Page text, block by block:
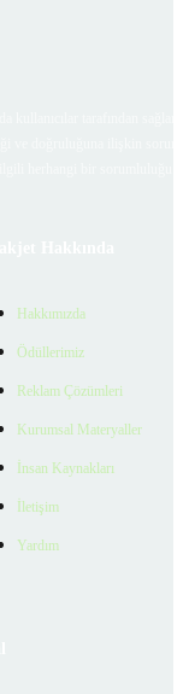
Hakkımızda
Ödüllerimiz
Reklam Çözümleri
Kurumsal Materyaller
İnsan Kaynakları
İletişim
Yardım